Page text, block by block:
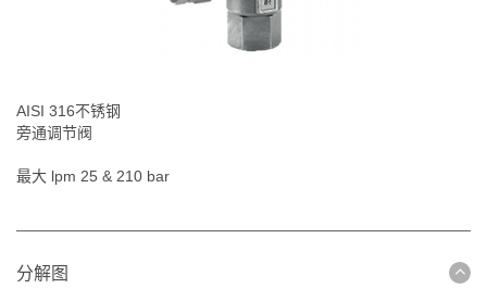
AISI 316不锈钢
旁通调节阀
最大 lpm 25 & 210 bar
分解图